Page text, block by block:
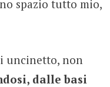
spazio tutto mio,
uncinetto, non
dalle basi